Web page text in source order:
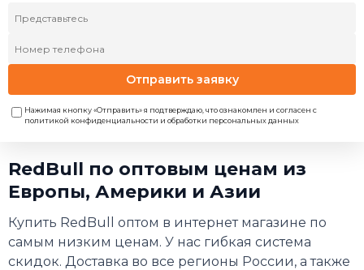
Отправить заявку
Нажимая кнопку «Отправить» я подтверждаю, что ознакомлен и согласен с
политикой конфиденциальности и обработки персональных данных
RedBull по оптовым ценам из
Европы, Америки и Азии
Купить RedBull оптом в интернет магазине по
самым низким ценам. У нас гибкая система
скидок. Доставка во все регионы России, а также